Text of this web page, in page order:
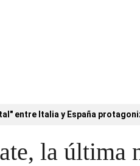
entre Italia y España
la última